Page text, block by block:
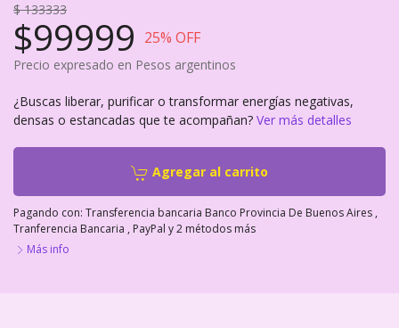
$ 133333
$99999 25% OFF
Precio expresado en Pesos argentinos
¿Buscas liberar, purificar o transformar energías negativas,
densas o estancadas que te acompañan? Ver más detalles
Agregar al carrito
Pagando con: Transferencia bancaria Banco Provincia De Buenos Aires ,
Tranferencia Bancaria , PayPal y 2 métodos más
Más info